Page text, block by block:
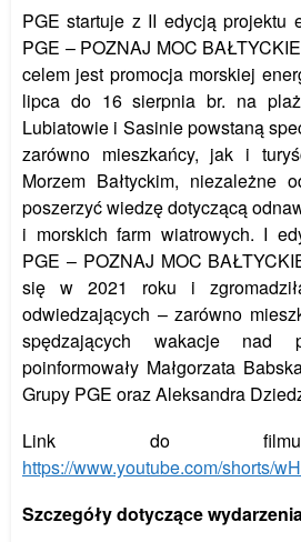
PGE startuje z II edycją projektu
PGE – POZNAJ MOC
celem jest promocja morskiej
lipca do 16 sierpnia br. na
Lubiatowie i Sasinie powstaną
zarówno mieszkańcy, jak i
Morzem Bałtyckim, niezależne
poszerzyć wiedzę dotyczącą
i morskich farm wiatrowych. I
PGE – POZNAJ MOC
się w 2021 roku i
odwiedzających – zarówno
spędzających wakacje nad
poinformowały Małgorzata
Grupy PGE oraz Aleksandra
Link do filmu,
https://www.youtube.com/shorts/
Szczegóły dotyczące